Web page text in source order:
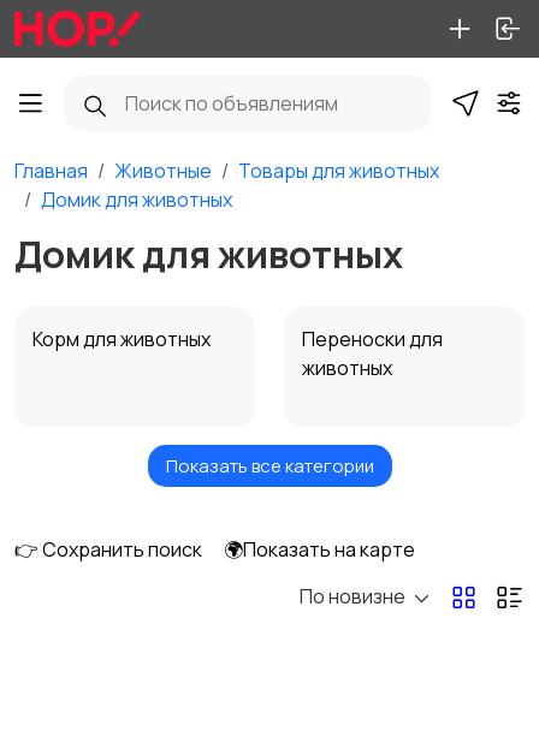
Главная Животные
Товары для животных
Домик для животных
Домик для животных
Корм для животных
Переноски для
животных
Домик для животных
Одежда для
Показать все категории
👉 Сохранить поиск
🌍Показать на карте
По новизне